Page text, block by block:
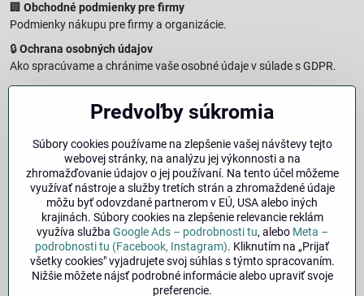
🏢 Obchodné podmienky pre firmy
Podmienky nákupu pre firmy a organizácie.
🔒Ochrana osobných údajov
Ako spracúvame a chránime vaše osobné údaje v súlade s GDPR.
🧾Reklamačný formulár
Jednoduché podanie reklamácie
Vzorový formulár pre odstúpenie od zmluvy a vrátenie tovaru.
Právna doložka – Autorské práva
Informácie o ochrane obsahu, značiek a fotografií vrátane
podmienok.
Facebook Instagram
🚚Doprava| 💳Platba| 🔁Výber veľkosti
Predvoľby súkromia
Súbory cookies používame na zlepšenie vašej návštevy tejto
webovej stránky, na analýzu jej výkonnosti a na
zhromažďovanie údajov o jej používaní. Na tento účel môžeme
využívať nástroje a služby tretích strán a zhromaždené údaje
môžu byť odovzdané partnerom v EÚ, USA alebo iných
krajinách. Súbory cookies na zlepšenie relevancie reklám
využíva služba Google Ads – podrobnosti tu, alebo Meta –
podrobnosti tu (Facebook, Instagram). Kliknutím na „Prijať
všetky cookies" vyjadrujete svoj súhlas s týmto spracovaním.
Nižšie môžete nájsť podrobné informácie alebo upraviť svoje
preferencie.